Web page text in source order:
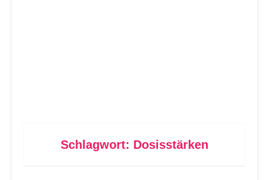
Schlagwort: Dosisstärken